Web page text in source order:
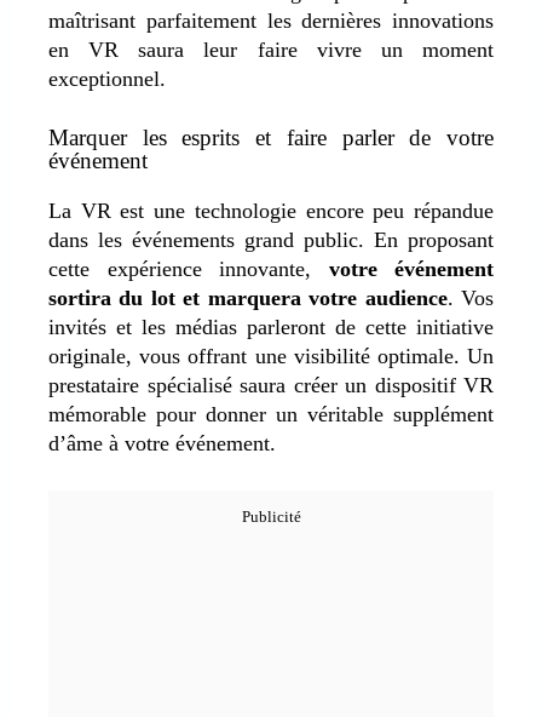
maîtrisant parfaitement les dernières innovations
en VR saura leur faire vivre un moment
exceptionnel.
Marquer les esprits et faire parler de votre
événement
La VR est une technologie encore peu répandue
dans les événements grand public. En proposant
cette expérience innovante, votre événement
sortira du lot et marquera votre audience. Vos
invités et les médias parleront de cette initiative
originale, vous offrant une visibilité optimale. Un
prestataire spécialisé saura créer un dispositif VR
mémorable pour donner un véritable supplément
d’âme à votre événement.